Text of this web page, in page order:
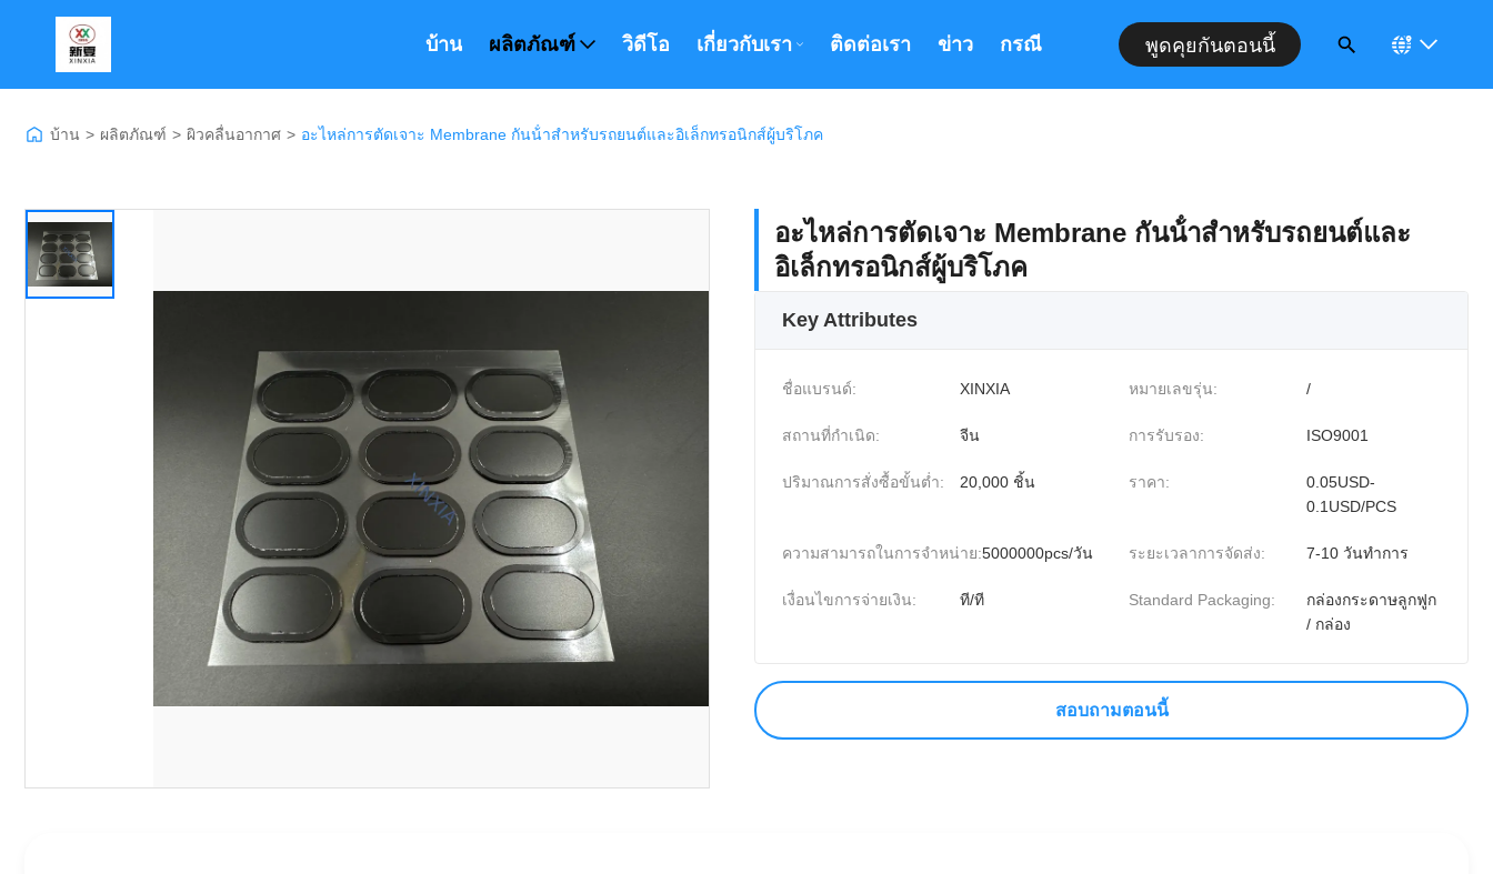
บ้าน ผลิตภัณฑ์ วิดีโอ เกี่ยวกับเรา ติดต่อเรา ข่าว กรณี พูดคุยกันตอนนี้
บ้าน > ผลิตภัณฑ์ > ผิวคลื่นอากาศ > อะไหล่การตัดเจาะ Membrane กันน้ําสําหรับรถยนต์และอิเล็กทรอนิกส์ผู้บริโภค
อะไหล่การตัดเจาะ Membrane กันน้ําสําหรับรถยนต์และ
อิเล็กทรอนิกส์ผู้บริโภค
Key Attributes
ชื่อแบรนด์: XINXIA หมายเลขรุ่น: /
สถานที่กำเนิด: จีน การรับรอง: ISO9001
ปริมาณการสั่งซื้อขั้นต่ำ: 20,000 ชิ้น ราคา:
0.05USD-
0.1USD/PCS
ความสามารถในการจําหน่าย:5000000pcs/วัน ระยะเวลาการจัดส่ง: 7-10 วันทำการ
เงื่อนไขการจ่ายเงิน: ที/ที Standard Packaging:
กล่องกระดาษลูกฟูก
/ กล่อง
สอบถามตอนนี้